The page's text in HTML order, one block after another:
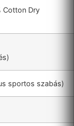
Cotton Dry
sportos szabás)